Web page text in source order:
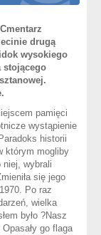
drugą
wysokiego
stojącego
pamięci
wystąpienie
historii
którym mogliby
niej, wybrali
się jego
Po raz
wielka
było ?Nasz
go flaga